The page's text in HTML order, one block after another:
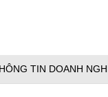
TIN DOANH